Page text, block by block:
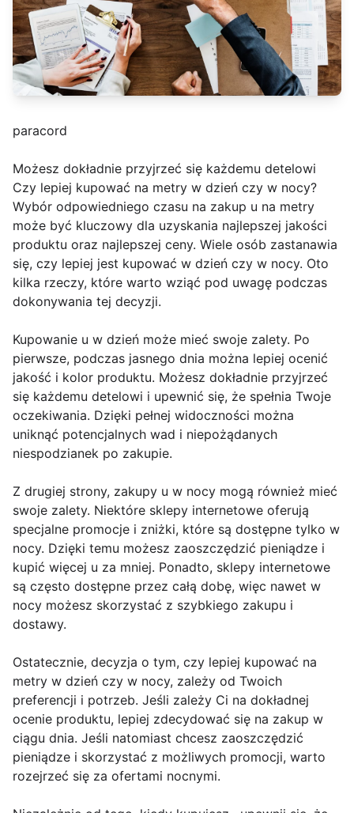
paracord
Możesz dokładnie przyjrzeć się każdemu detelowi
Czy lepiej kupować na metry w dzień czy w nocy?
Wybór odpowiedniego czasu na zakup u na metry
może być kluczowy dla uzyskania najlepszej jakości
produktu oraz najlepszej ceny. Wiele osób zastanawia
się, czy lepiej jest kupować w dzień czy w nocy. Oto
kilka rzeczy, które warto wziąć pod uwagę podczas
dokonywania tej decyzji.
Kupowanie u w dzień może mieć swoje zalety. Po
pierwsze, podczas jasnego dnia można lepiej ocenić
jakość i kolor produktu. Możesz dokładnie przyjrzeć
się każdemu detelowi i upewnić się, że spełnia Twoje
oczekiwania. Dzięki pełnej widoczności można
uniknąć potencjalnych wad i niepożądanych
niespodzianek po zakupie.
Z drugiej strony, zakupy u w nocy mogą również mieć
swoje zalety. Niektóre sklepy internetowe oferują
specjalne promocje i zniżki, które są dostępne tylko w
nocy. Dzięki temu możesz zaoszczędzić pieniądze i
kupić więcej u za mniej. Ponadto, sklepy internetowe
są często dostępne przez całą dobę, więc nawet w
nocy możesz skorzystać z szybkiego zakupu i
dostawy.
Ostatecznie, decyzja o tym, czy lepiej kupować na
metry w dzień czy w nocy, zależy od Twoich
preferencji i potrzeb. Jeśli zależy Ci na dokładnej
ocenie produktu, lepiej zdecydować się na zakup w
ciągu dnia. Jeśli natomiast chcesz zaoszczędzić
pieniądze i skorzystać z możliwych promocji, warto
rozejrzeć się za ofertami nocnymi.